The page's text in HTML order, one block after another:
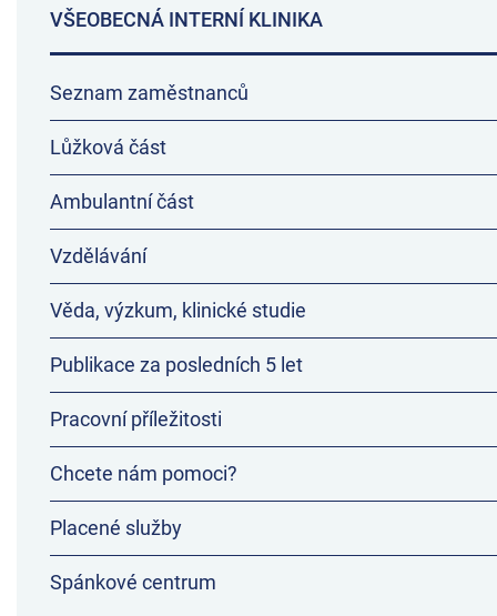
VŠEOBECNÁ INTERNÍ KLINIKA
Seznam zaměstnanců
Lůžková část
Ambulantní část
Vzdělávání
Věda, výzkum, klinické studie
Publikace za posledních 5 let
Pracovní příležitosti
Chcete nám pomoci?
Placené služby
Spánkové centrum